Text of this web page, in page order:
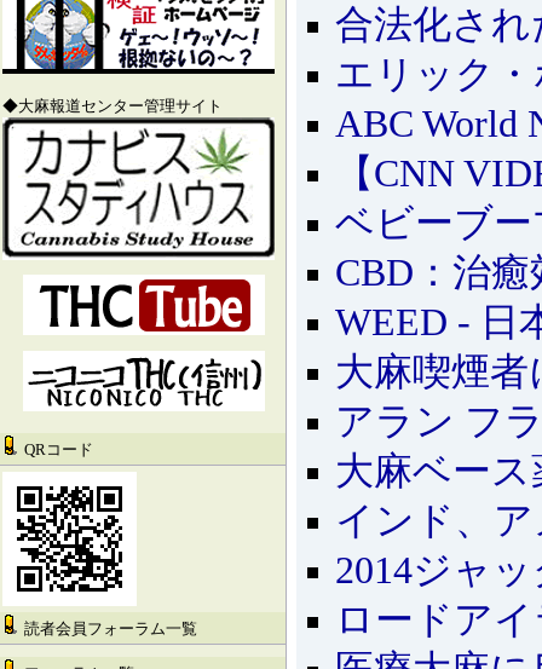
◆大麻報道センター管理サイト
QRコード
読者会員フォーラム一覧
合法化さ
エリック
ABC World
【CNN
ベビーブ
CBD：治
WEED - 日
大麻喫煙
アラン フ
大麻ベー
インド、ア
2014ジャ
ロードア